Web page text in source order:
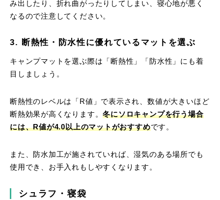
み出したり、折れ曲がったりしてしまい、寝心地が悪く
なるので注意してください。
3. 断熱性・防水性に優れているマットを選ぶ
キャンプマットを選ぶ際は「断熱性」「防水性」にも着
目しましょう。
断熱性のレベルは「R値」で表示され、数値が大きいほど
断熱効果が高くなります。冬にソロキャンプを行う場合
には、R値が4.0以上のマットがおすすめです。
また、防水加工が施されていれば、湿気のある場所でも
使用でき、お手入れもしやすくなります。
シュラフ・寝袋